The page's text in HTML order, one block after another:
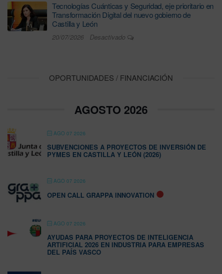
Tecnologías Cuánticas y Seguridad, eje prioritario en
Transformación Digital del nuevo gobierno de
Castilla y León
20/07/2026 Desactivado
OPORTUNIDADES / FINANCIACIÓN
AGOSTO 2026
AGO 07 2026
SUBVENCIONES A PROYECTOS DE INVERSIÓN DE
PYMES EN CASTILLA Y LEÓN (2026)
AGO 07 2026
OPEN CALL GRAPPA INNOVATION
AGO 07 2026
AYUDAS PARA PROYECTOS DE INTELIGENCIA
ARTIFICIAL 2026 EN INDUSTRIA PARA EMPRESAS
DEL PAÍS VASCO